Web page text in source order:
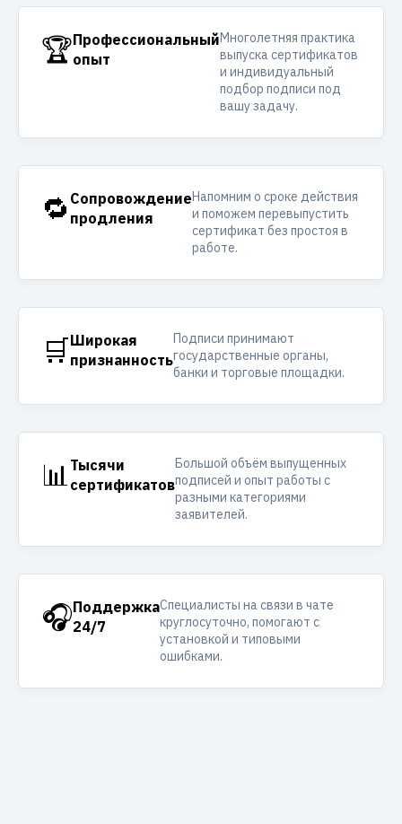
🏆Профессиональный
опыт
Многолетняя практика
выпуска сертификатов
и индивидуальный
подбор подписи под
вашу задачу.
🔁 Сопровождение
продления
Напомним о сроке действия
и поможем перевыпустить
сертификат без простоя в
работе.
🛒Широкая
признанность
Подписи принимают
государственные органы,
банки и торговые площадки.
📊 Тысячи
сертификатов
Большой объём выпущенных
подписей и опыт работы с
разными категориями
заявителей.
🎧Поддержка
24/7
Специалисты на связи в чате
круглосуточно, помогают с
установкой и типовыми
ошибками.